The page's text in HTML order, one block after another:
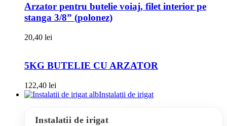
Arzator pentru butelie voiaj, filet interior pe
stanga 3/8” (polonez)
20,40 lei
5KG BUTELIE CU ARZATOR
122,40 lei
Instalatii de irigat
Instalatii de irigat